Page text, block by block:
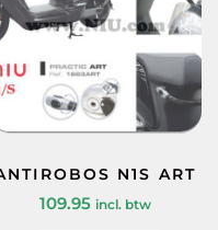
N1S ART
109.95 incl. btw